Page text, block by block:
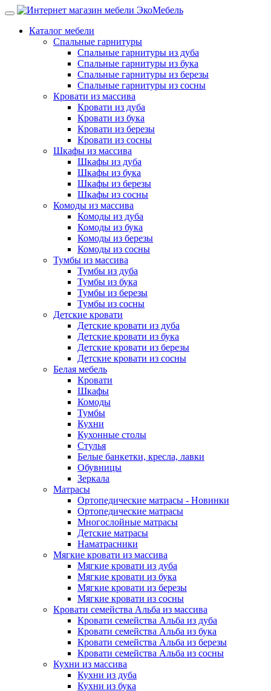
Каталог мебели
Спальные гарнитуры
Спальные гарнитуры из дуба
Спальные гарнитуры из бука
Спальные гарнитуры из березы
Спальные гарнитуры из сосны
Кровати из массива
Кровати из дуба
Кровати из бука
Кровати из березы
Кровати из сосны
Шкафы из массива
Шкафы из дуба
Шкафы из бука
Шкафы из березы
Шкафы из сосны
Комоды из массива
Комоды из дуба
Комоды из бука
Комоды из березы
Комоды из сосны
Тумбы из массива
Тумбы из дуба
Тумбы из бука
Тумбы из березы
Тумбы из сосны
Детские кровати
Детские кровати из дуба
Детские кровати из бука
Детские кровати из березы
Детские кровати из сосны
Белая мебель
Кровати
Шкафы
Комоды
Тумбы
Кухни
Кухонные столы
Стулья
Белые банкетки, кресла, лавки
Обувницы
Зеркала
Матрасы
Ортопедические матрасы - Новинки
Ортопедические матрасы
Многослойные матрасы
Детские матрасы
Наматрасники
Мягкие кровати из массива
Мягкие кровати из дуба
Мягкие кровати из бука
Мягкие кровати из березы
Мягкие кровати из сосны
Кровати семейства Альба из массива
Кровати семейства Альба из дуба
Кровати семейства Альба из бука
Кровати семейства Альба из березы
Кровати семейства Альба из сосны
Кухни из массива
Кухни из дуба
Кухни из бука